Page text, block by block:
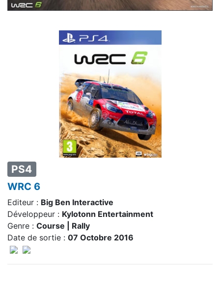
PS4
WRC 6
Editeur : Big Ben Interactive
Développeur : Kylotonn Entertainment
Genre : Course | Rally
Date de sortie : 07 Octobre 2016